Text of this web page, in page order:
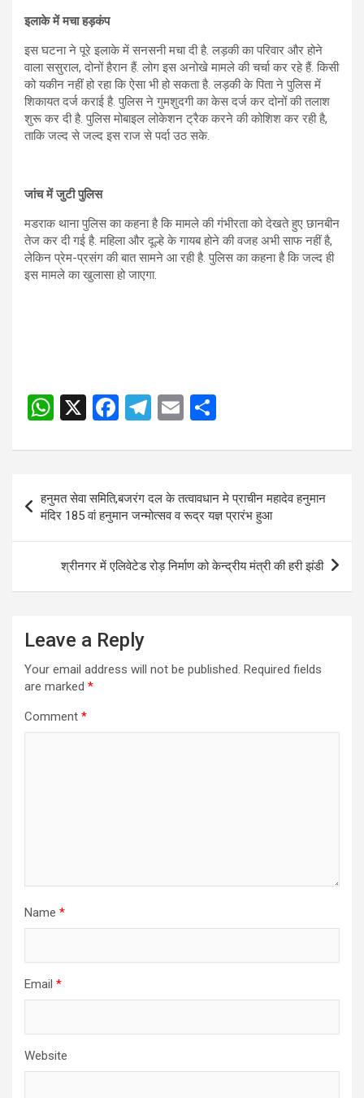
इलाके में मचा हड़कंप
इस घटना ने पूरे इलाके में सनसनी मचा दी है. लड़की का परिवार और होने
वाला ससुराल, दोनों हैरान हैं. लोग इस अनोखे मामले की चर्चा कर रहे हैं. किसी
को यकीन नहीं हो रहा कि ऐसा भी हो सकता है. लड़की के पिता ने पुलिस में
शिकायत दर्ज कराई है. पुलिस ने गुमशुदगी का केस दर्ज कर दोनों की तलाश
शुरू कर दी है. पुलिस मोबाइल लोकेशन ट्रैक करने की कोशिश कर रही है,
ताकि जल्द से जल्द इस राज से पर्दा उठ सके.
जांच में जुटी पुलिस
मडराक थाना पुलिस का कहना है कि मामले की गंभीरता को देखते हुए छानबीन
तेज कर दी गई है. महिला और दूल्हे के गायब होने की वजह अभी साफ नहीं है,
लेकिन प्रेम-प्रसंग की बात सामने आ रही है. पुलिस का कहना है कि जल्द ही
इस मामले का खुलासा हो जाएगा.
W
at
A
p
p
X
F
ce
o
o
k
T
e
gr
a
m
E
ail ar
e
navigation
हनुमत सेवा समिति,बजरंग दल के तत्वावधान मे प्राचीन महादेव हनुमान
मंदिर 185 वां हनुमान जन्मोत्सव व रूद्र यज्ञ प्रारंभ हुआ
श्रीनगर में एलिवेटेड रोड़ निर्माण को केन्द्रीय मंत्री की हरी झंडी
Leave a Reply
Your email address will not be published. Required fields
are marked *
Comment *
Name *
Email *
Website